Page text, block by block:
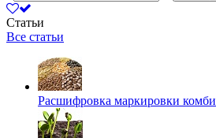
Статьи
Все статьи
Расшифровка маркировки